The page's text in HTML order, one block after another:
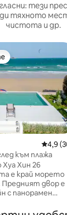
тези
тяхното
чистота и др.
4,9
към плажа
Хин 26
Предният двор е
с панорамен
имота се